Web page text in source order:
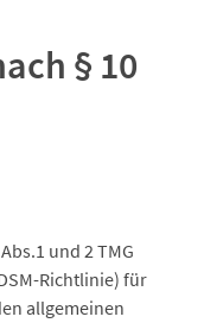
§ 10
und 2 TMG
Richtlinie) für
allgemeinen